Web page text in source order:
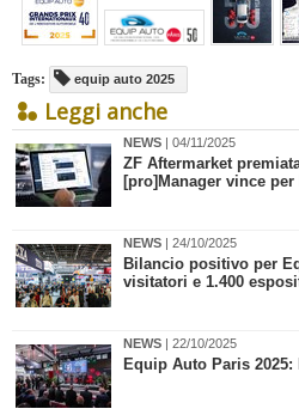
Tags: equip auto 2025
Leggi anche
NEWS | 04/11/2025
ZF Aftermarket
[pro]Manager vince
NEWS | 24/10/2025
Bilancio positivo per
visitatori e 1.400
NEWS | 22/10/2025
Equip Auto Paris 2025: